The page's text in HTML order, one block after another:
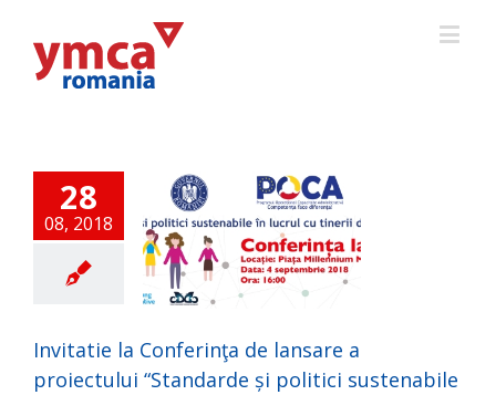
28
08, 2018
la Conferinţa de
a proiectului
și politici
Press release
Projects
Invitatie la Conferinţa de lansare a
proiectului “Standarde și politici sustenabile